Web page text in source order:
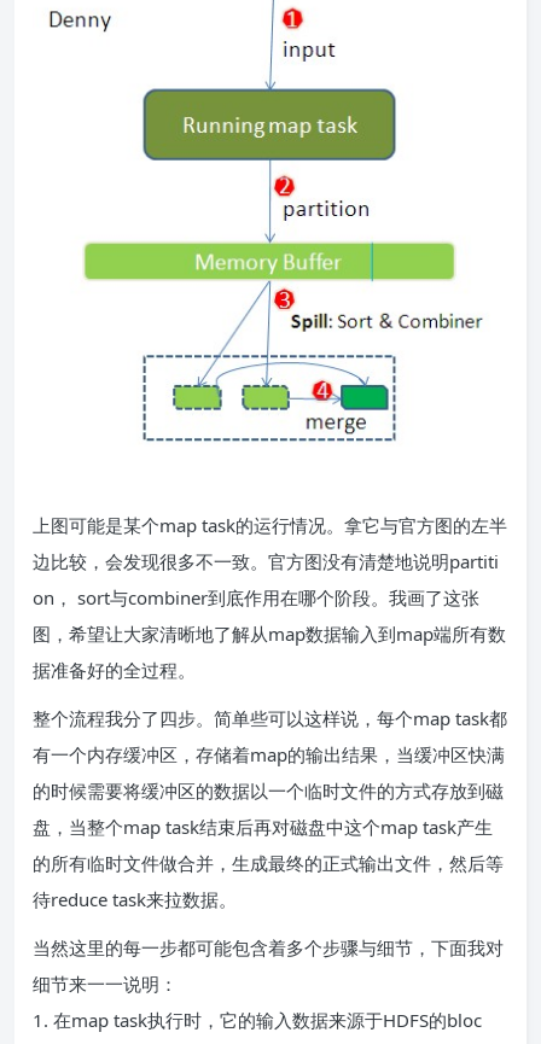
上图可能是某个map task的运行情况。拿它与官方图的左半
边比较，会发现很多不一致。官方图没有清楚地说明partiti
on， sort与combiner到底作用在哪个阶段。我画了这张
图，希望让大家清晰地了解从map数据输入到map端所有数
据准备好的全过程。
整个流程我分了四步。简单些可以这样说，每个map task都
有一个内存缓冲区，存储着map的输出结果，当缓冲区快满
的时候需要将缓冲区的数据以一个临时文件的方式存放到磁
盘，当整个map task结束后再对磁盘中这个map task产生
的所有临时文件做合并，生成最终的正式输出文件，然后等
待reduce task来拉数据。
当然这里的每一步都可能包含着多个步骤与细节，下面我对
细节来一一说明：
1. 在map task执行时，它的输入数据来源于HDFS的bloc